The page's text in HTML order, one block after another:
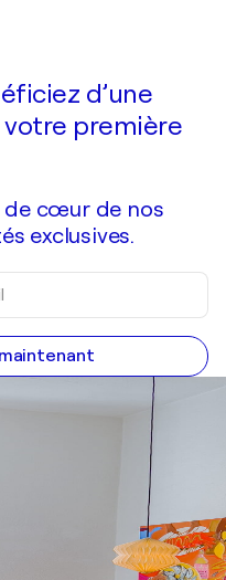
d’une
votre première
de cœur de nos
exclusives.